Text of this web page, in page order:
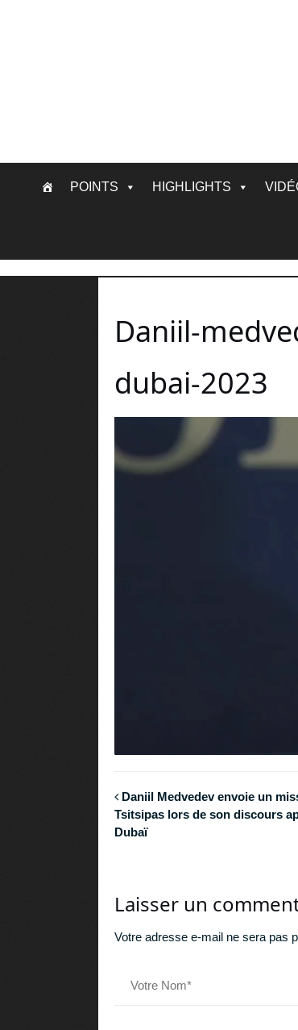
POINTS HIGHLIGHTS
Daniil-
dubai-2023
Daniil Medvedev envoie un
Tsitsipas lors de son discours
Dubaï
Laisser un
Votre adresse e-mail ne sera pas